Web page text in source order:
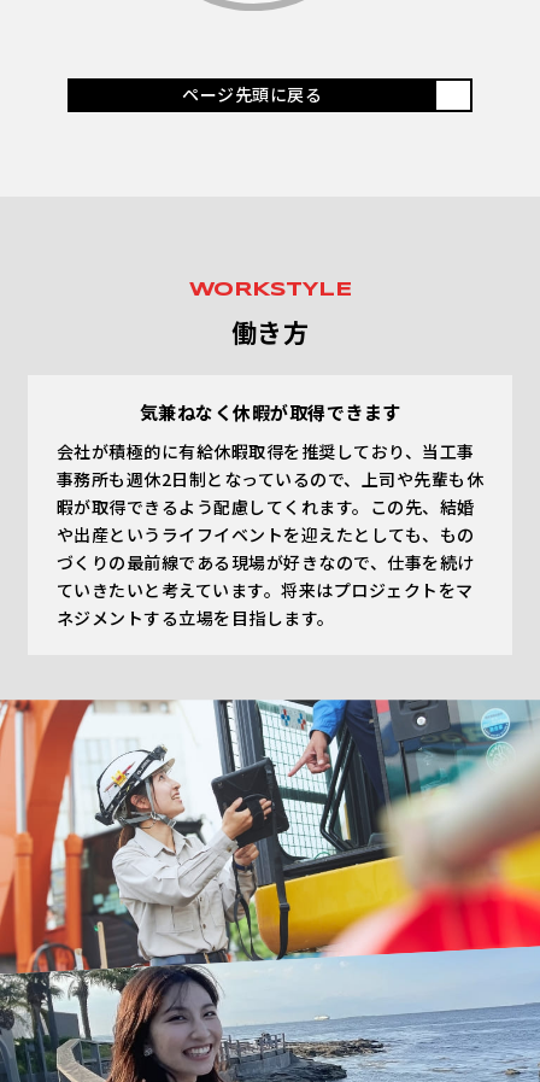
ページ先頭に戻る
WORKSTYLE
働き方
気兼ねなく休暇が取得できます
会社が積極的に有給休暇取得を推奨しており、当工事
事務所も週休2日制となっているので、上司や先輩も休
暇が取得できるよう配慮してくれます。この先、結婚
や出産というライフイベントを迎えたとしても、もの
づくりの最前線である現場が好きなので、仕事を続け
ていきたいと考えています。将来はプロジェクトをマ
ネジメントする立場を目指します。